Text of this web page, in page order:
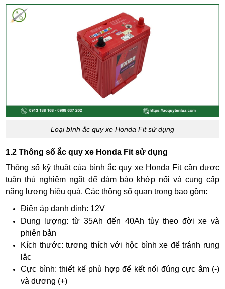
Loại bình ắc quy xe Honda Fit sử dụng
1.2 Thông số ắc quy xe Honda Fit sử dụng
Thông số kỹ thuật của bình ắc quy xe Honda Fit cần được
tuân thủ nghiêm ngặt để đảm bảo khớp nối và cung cấp
năng lượng hiệu quả. Các thông số quan trọng bao gồm:
Điện áp danh định: 12V
Dung lượng: từ 35Ah đến 40Ah tùy theo đời xe và
phiên bản
Kích thước: tương thích với hộc bình xe để tránh rung
lắc
Cực bình: thiết kế phù hợp để kết nối đúng cực âm (-)
và dương (+)